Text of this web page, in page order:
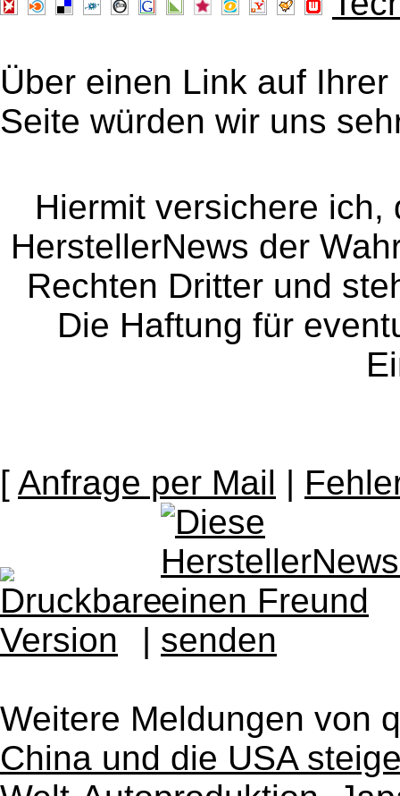
Über einen Link auf
Seite würden wir uns
Hiermit versichere
HerstellerNews der
Rechten Dritter und
Die Haftung für
[ Anfrage per Mail |
|
Weitere Meldungen von
China und die USA